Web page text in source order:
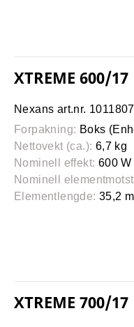
XTREME 600/
Nexans art.nr.
Forpakning: Boks
Nettovekt (ca.): 6,7 kg
Nominell effekt: 600 W
Nominell
Elementlengde: 35,2 m
XTREME 700/